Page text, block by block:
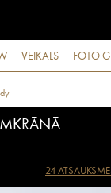
VEIKALS FOTO
24